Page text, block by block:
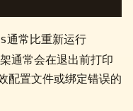
通常比重新运行
通常会在退出前打印
配置文件或绑定错误的